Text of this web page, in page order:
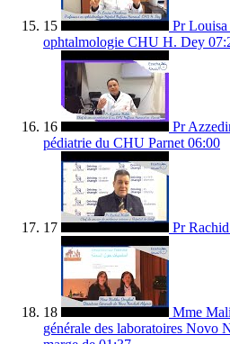
15
Pr Louisa
ophtalmologie CHU H. Dey
16
Pr
pédiatrie du CHU Parnet 06:00
17 Pr
18
Mme
générale des laboratoires Novo